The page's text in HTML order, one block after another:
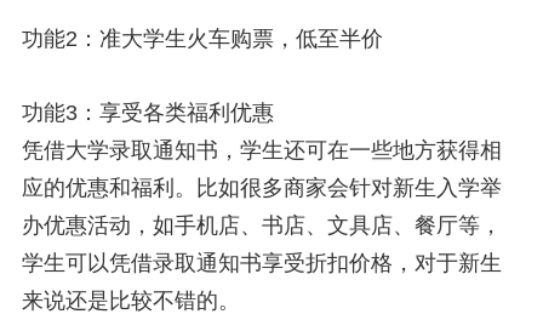
功能2：准大学生火车购票，低至半价
功能3：享受各类福利优惠
凭借大学录取通知书，学生还可在一些地方获得相
应的优惠和福利。比如很多商家会针对新生入学举
办优惠活动，如手机店、书店、文具店、餐厅等，
学生可以凭借录取通知书享受折扣价格，对于新生
来说还是比较不错的。